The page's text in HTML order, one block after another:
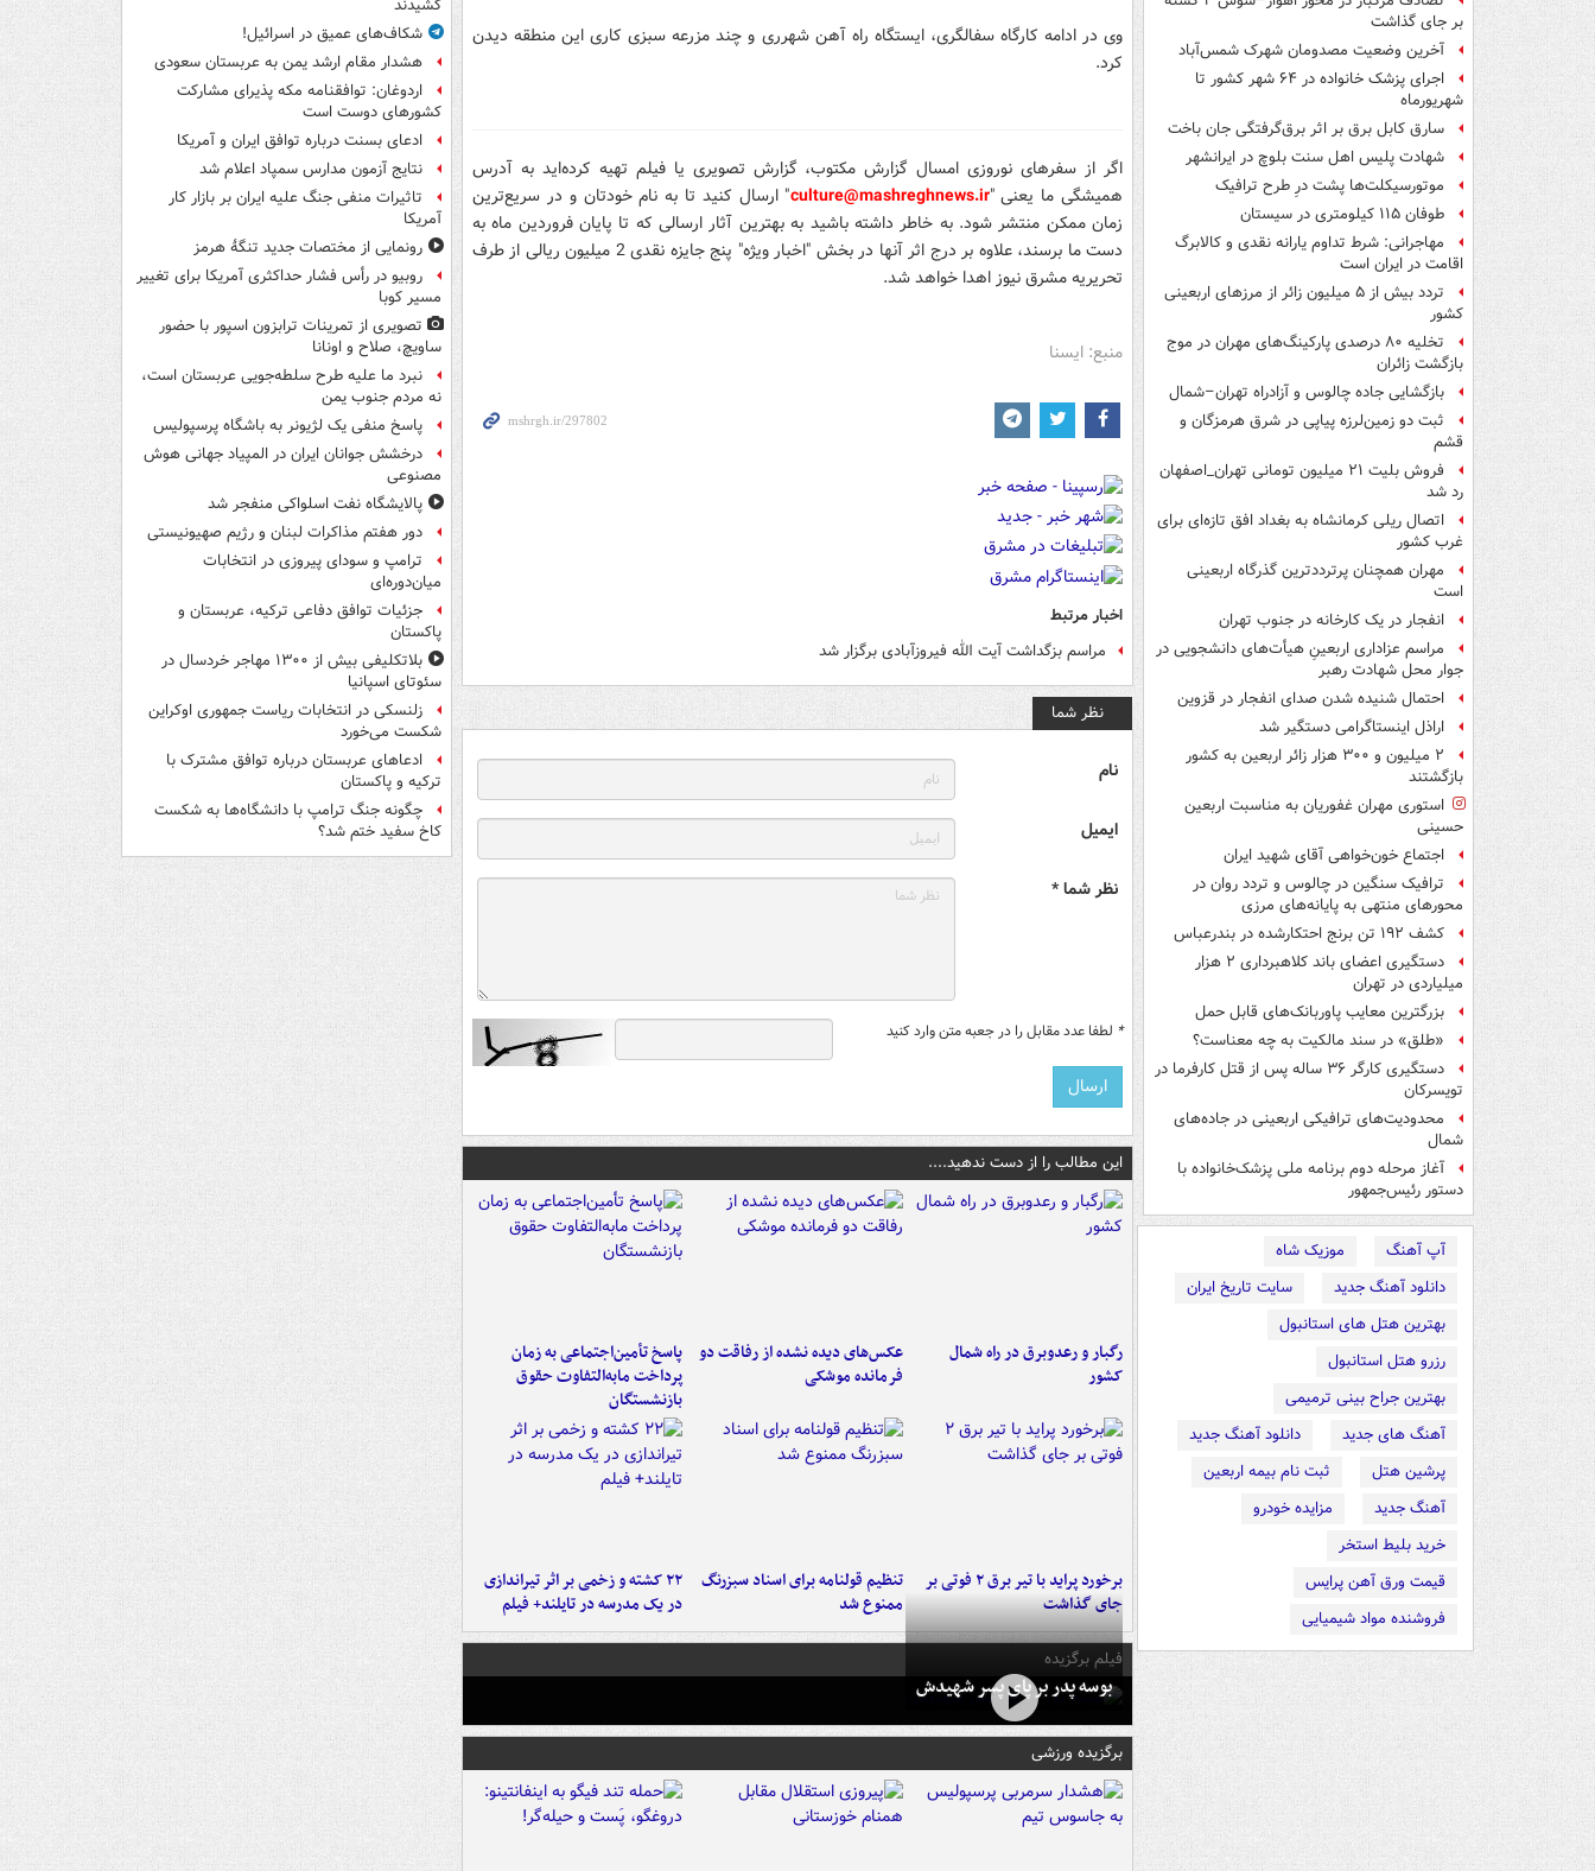
بر جای گذاشت
آخرین وضعیت مصدومان شهرک شمس‌آباد
اجرای پزشک خانواده در ۶۴ شهر کشور تا
شهریورماه
سارق کابل برق بر اثر برق‌گرفتگی جان باخت
شهادت پلیس اهل سنت بلوچ در ایرانشهر
موتورسیکلت‌ها پشت درِ طرح ترافیک
طوفان ۱۱۵ کیلومتری در سیستان
مهاجرانی: شرط تداوم یارانه نقدی و کالابرگ
اقامت در ایران است
تردد بیش از ۵ میلیون زائر از مرزهای اربعینی
کشور
تخلیه ۸۰ درصدی پارکینگ‌های مهران در موج
بازگشت زائران
بازگشایی جاده چالوس و آزادراه تهران–شمال
ثبت دو زمین‌لرزه پیاپی در شرق هرمزگان و
قشم
فروش بلیت ۲۱ میلیون تومانی تهران_اصفهان
رد شد
اتصال ریلی کرمانشاه به بغداد افق تازه‌ای برای
غرب کشور
مهران همچنان پرترددترین گذرگاه اربعینی
است
انفجار در یک کارخانه در جنوب تهران
مراسم عزاداری اربعینِ هیأت‌های دانشجویی در
جوار محل شهادت رهبر
احتمال شنیده شدن صدای انفجار در قزوین
اراذل اینستاگرامی دستگیر شد
۲ میلیون و ۳۰۰ هزار زائر اربعین به کشور
بازگشتند
استوری مهران غفوریان به مناسبت اربعین
حسینی
اجتماع خون‌خواهی آقای شهید ایران
ترافیک سنگین در چالوس و تردد روان در
محورهای منتهی به پایانه‌های مرزی
کشف ۱۹۲ تن برنج احتکارشده در بندرعباس
دستگیری اعضای باند کلاهبرداری ۲ هزار
میلیاردی در تهران
بزرگترین معایب پاوربانک‌های قابل حمل
«طلق» در سند مالکیت به چه معناست؟
دستگیری کارگر ۳۶ ساله پس از قتل کارفرما در
تویسرکان
محدودیت‌های ترافیکی اربعینی در جاده‌های
شمال‌
آغاز مرحله دوم برنامه ملی پزشک‌خانواده با
دستور رئیس‌جمهور
آپ آهنگ
موزیک شاه
دانلود آهنگ جدید
سایت تاریخ ایران
بهترین هتل های استانبول
رزرو هتل استانبول
بهترین جراح بینی ترمیمی
آهنگ های جدید
دانلود آهنگ جدید
پرشین هتل
ثبت نام بیمه اربعین
آهنگ جدید
مزایده خودرو
خرید بلیط استخر
قیمت ورق آهن پرایس
فروشنده مواد شیمیایی
وی در ادامه کارگاه سفالگری، ایستگاه راه آهن شهرری و چند مزرعه سبزی کاری این منطقه دیدن
کرد.
اگر از سفرهای نوروزی امسال گزارش مکتوب، گزارش تصویری یا فیلم تهیه کرده‌اید به آدرس
همیشگی ما یعنی "culture@mashreghnews.ir" ارسال کنید تا به نام خودتان و در سریع‌‌ترین
زمان ممکن منتشر شود. به خاطر داشته باشید به بهترین آثار ارسالی که تا پایان فروردین ماه به
دست ما برسند، علاوه بر درج اثر آنها در بخش "اخبار ویژه" پنج جایزه نقدی 2 میلیون ریالی از طرف
تحریریه مشرق نیوز اهدا خواهد شد.
منبع: ایسنا
اخبار مرتبط
مراسم بزگداشت آیت الله فیروزآبادی برگزار شد
نظر شما
نام
ایمیل
نظر شما *
* لطفا عدد مقابل را در جعبه متن وارد کنید
این مطالب را از دست ندهید....
رگبار و رعدوبرق در راه شمال
کشور
عکس‌های دیده نشده از رفاقت دو
فرمانده‌ موشکی
پاسخ تأمین‌اجتماعی به زمان
پرداخت مابه‌التفاوت حقوق
بازنشستگان
برخورد پراید با تیر برق ۲ فوتی بر
جای گذاشت
تنظیم قولنامه برای اسناد سبزرنگ
ممنوع شد
۲۲ کشته و زخمی بر اثر تیراندازی
در یک مدرسه در تایلند+ فیلم
فیلم برگزیده
بوسه‌ پدر بر پای پسر شهیدش
برگزیده ورزشی
کشیدند
شکاف‌های عمیق در اسرائیل!
هشدار مقام ارشد یمن به عربستان سعودی
اردوغان: توافقنامه مکه پذیرای مشارکت
کشورهای دوست است
ادعای بسنت درباره توافق ایران و آمریکا
نتایج آزمون مدارس سمپاد اعلام شد
تاثیرات منفی جنگ علیه ایران بر بازار کار
آمریکا
رونمایی از مختصات جدید تنگۀ هرمز
روبیو در رأس فشار حداکثری آمریکا برای تغییر
مسیر کوبا
تصویری از تمرینات ترابزون اسپور با حضور
ساویچ، صلاح و اونانا
نبرد ما علیه طرح سلطه‌جویی عربستان است،
نه مردم جنوب یمن
پاسخ منفی یک لژیونر به باشگاه پرسپولیس
درخشش جوانان ایران در المپیاد جهانی هوش
مصنوعی
پالایشگاه نفت اسلواکی منفجر شد
دور هفتم مذاکرات لبنان و رژیم صهیونیستی
ترامپ و سودای پیروزی در انتخابات
میان‌دوره‌ای
جزئیات توافق دفاعی ترکیه، عربستان و
پاکستان
بلاتکلیفی بیش از ۱۳۰۰ مهاجر خردسال در
سئوتای اسپانیا
زلنسکی در انتخابات ریاست جمهوری اوکراین
شکست می‌خورد
ادعاهای عربستان درباره توافق مشترک با
ترکیه و پاکستان
چگونه جنگ ترامپ با دانشگاه‌ها به شکست
کاخ سفید ختم شد؟